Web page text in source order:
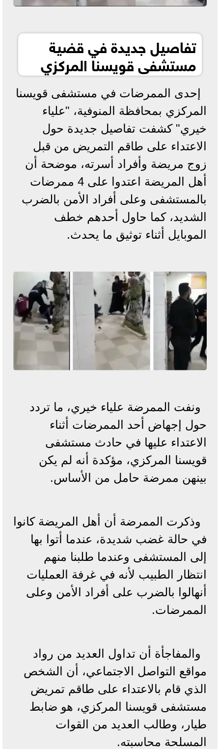
تفاصيل جديدة في قضية
مستشفى قويسنا المركزي
إحدى الممرضات في مستشفى قويسنا
المركزي بمحافظة المنوفية، "علياء
خيري" كشفت تفاصيل جديدة حول
الاعتداء على طاقم التمريض من قبل
زوج مريضة وأفراد أسرته، موضحة أن
أهل المريضة اعتدوا على 4 ممرضات
بالمستشفى وعلى أفراد الأمن بالضرب
الشديد، كما حاول أحدهم خطف
الموبايل أثناء توثيق ما يحدث.
ونفت الممرضة علياء خيري، ما تردد
حول إجهاض أحد الممرضات أثناء
الاعتداء عليها في حادث مستشفى
قويسنا المركزي، مؤكدة أنه لم يكن
بينهن ممرضة حامل من الأساس.
وذكرت الممرضة أن أهل المريضة كانوا
في حالة غضب شديدة، عندما أتوا بها
إلى المستشفى وعندما طلبنا منهم
انتظار الطبيب لأنه في غرفة العمليات
أنهالوا بالضرب على أفراد الأمن وعلى
الممرضات.
والمفاجأة أن تداول العديد من رواد
مواقع التواصل الاجتماعي، أن الشخص
الذي قام بالاعتداء على طاقم تمريض
مستشفى قويسنا المركزي، هو ضابط
طيار، وطالب العديد من القوات
المسلحة محاسبته.